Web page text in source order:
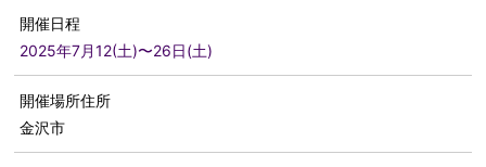
開催日程
2025年7月12(土)〜26日(土)
開催場所住所
金沢市